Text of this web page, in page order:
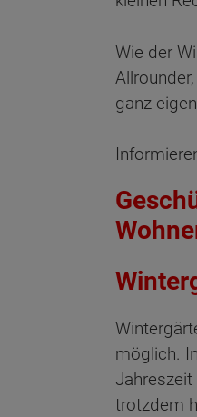
Wie der
ganz
möglich.
trotzdem